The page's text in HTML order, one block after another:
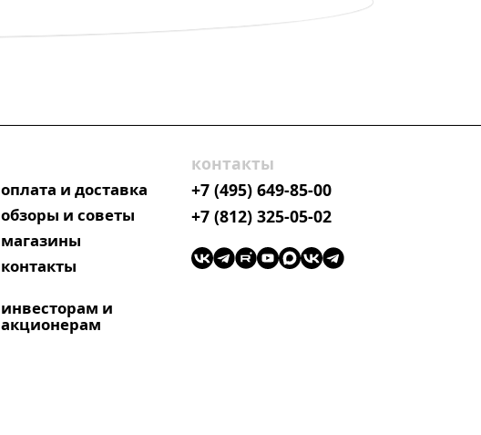
оплата и доставка
обзоры и советы
магазины
контакты
инвесторам и
акционерам
контакты
+7 (495) 649-85-00
+7 (812) 325-05-02